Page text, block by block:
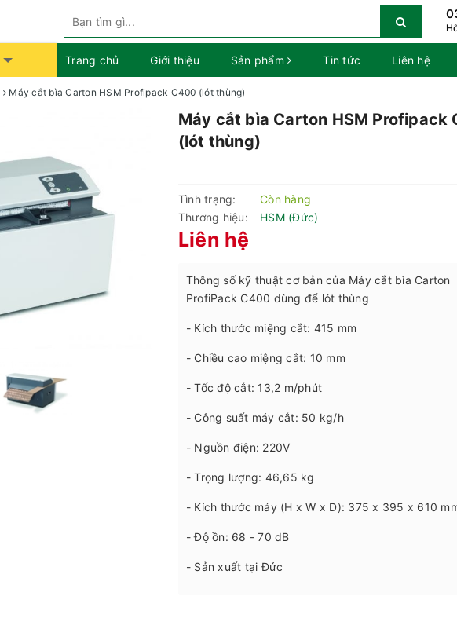
Trang chủ Giới thiệu Sản phẩm Tin tức Liên hệ
Máy cắt bìa Carton HSM Profipack C400 (lót thùng)
Máy cắt bìa Carton HSM Profipack
(lót thùng)
Tình trạng:
Còn hàng
Thương hiệu:
HSM (Đức)
Liên hệ
Thông số kỹ thuật cơ bản của Máy cắt bìa Carton
ProfiPack C400 dùng để lót thùng
- Kích thước miệng cắt: 415 mm
- Chiều cao miệng cắt: 10 mm
- Tốc độ cắt: 13,2 m/phút
- Công suất máy cắt: 50 kg/h
- Nguồn điện: 220V
- Trọng lượng: 46,65 kg
- Kích thước máy (H x W x D): 375 x 395 x 610
- Độ ồn: 68 - 70 dB
- Sản xuất tại Đức